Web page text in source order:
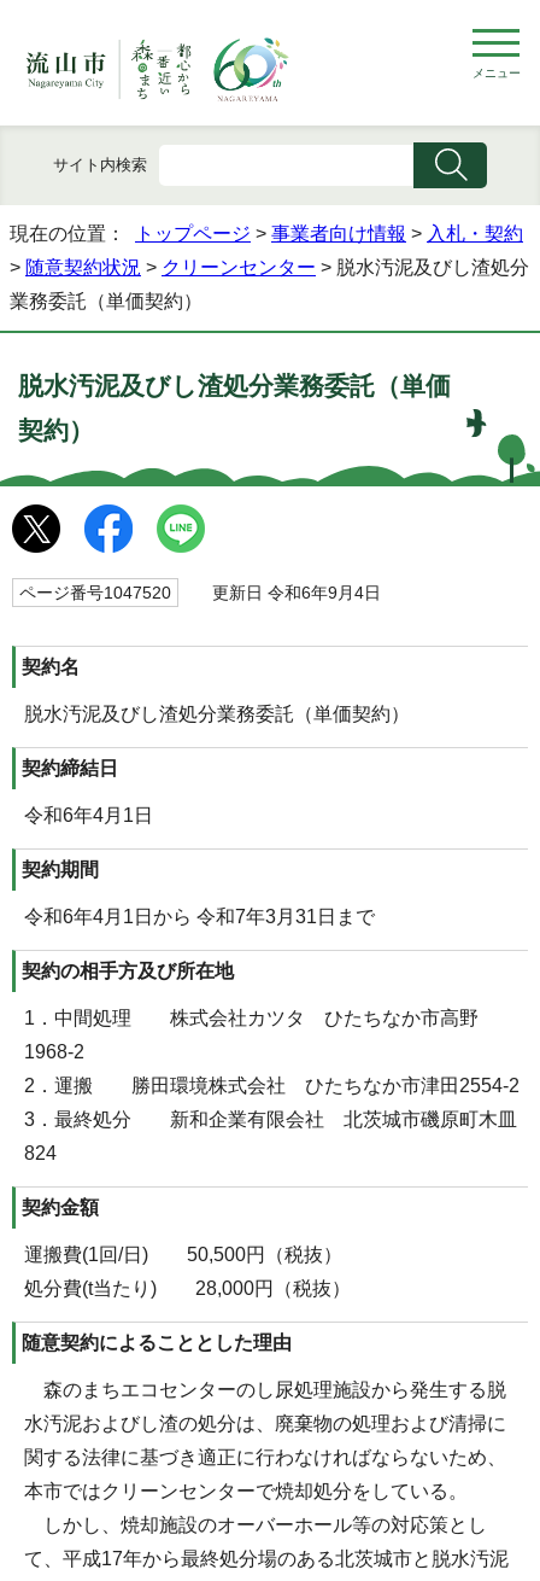
メニュー
サイト内検索
現在の位置： トップページ > 事業者向け情報 > 入札・契約
> 随意契約状況 > クリーンセンター > 脱水汚泥及びし渣処分
業務委託（単価契約）
脱水汚泥及びし渣処分業務委託（単価
契約）
ページ番号1047520 更新日 令和6年9月4日
契約名
脱水汚泥及びし渣処分業務委託（単価契約）
契約締結日
令和6年4月1日
契約期間
令和6年4月1日から 令和7年3月31日まで
契約の相手方及び所在地
1．中間処理 株式会社カツタ ひたちなか市高野
1968-2
2．運搬 勝田環境株式会社 ひたちなか市津田2554-2
3．最終処分 新和企業有限会社 北茨城市磯原町木皿
824
契約金額
運搬費(1回/日) 50,500円（税抜）
処分費(t当たり) 28,000円（税抜）
随意契約によることとした理由
森のまちエコセンターのし尿処理施設から発生する脱
水汚泥およびし渣の処分は、廃棄物の処理および清掃に
関する法律に基づき適正に行わなければならないため、
本市ではクリーンセンターで焼却処分をしている。
しかし、焼却施設のオーバーホール等の対応策とし
て、平成17年から最終処分場のある北茨城市と脱水汚泥